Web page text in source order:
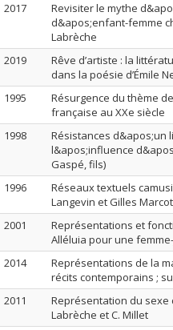
2017
Revisiter le mythe
d&apos;enfant-femme
Labrèche
2019
Rêve d’artiste : la
dans la poésie d’Émile
1995
Résurgence du thème
française au XXe siècle
1998
Résistances d&apos;un
l&apos;influence
Gaspé, fils)
1996
Réseaux textuels
Langevin et Gilles
2001
Représentations et
Alléluia pour une
2014
Représentations de la
récits contemporains ;
2011
Représentation du sexe
Labrèche et C. Millet